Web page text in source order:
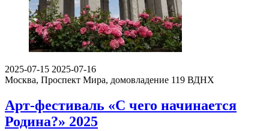
2025-07-15 2025-07-16
Москва, Проспект Мира, домовладение 119 ВДНХ
Арт-фестиваль «С чего начинается
Родина?» 2025